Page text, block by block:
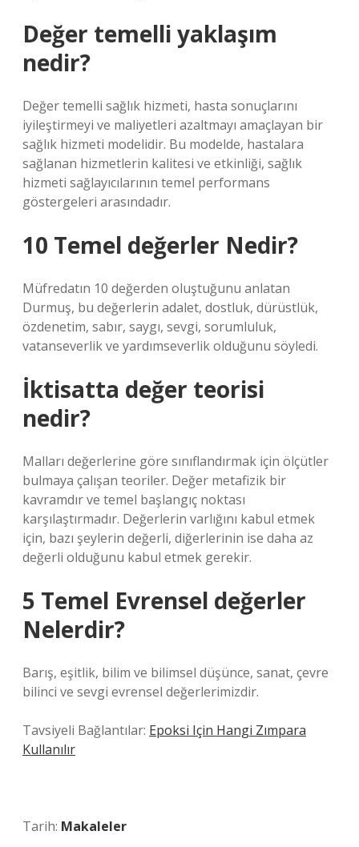
Değer temelli yaklaşım
nedir?
Değer temelli sağlık hizmeti, hasta sonuçlarını
iyileştirmeyi ve maliyetleri azaltmayı amaçlayan bir
sağlık hizmeti modelidir. Bu modelde, hastalara
sağlanan hizmetlerin kalitesi ve etkinliği, sağlık
hizmeti sağlayıcılarının temel performans
göstergeleri arasındadır.
10 Temel değerler Nedir?
Müfredatın 10 değerden oluştuğunu anlatan
Durmuş, bu değerlerin adalet, dostluk, dürüstlük,
özdenetim, sabır, saygı, sevgi, sorumluluk,
vatanseverlik ve yardımseverlik olduğunu söyledi.
İktisatta değer teorisi
nedir?
Malları değerlerine göre sınıflandırmak için ölçütler
bulmaya çalışan teoriler. Değer metafizik bir
kavramdır ve temel başlangıç ​​noktası
karşılaştırmadır. Değerlerin varlığını kabul etmek
için, bazı şeylerin değerli, diğerlerinin ise daha az
değerli olduğunu kabul etmek gerekir.
5 Temel Evrensel değerler
Nelerdir?
Barış, eşitlik, bilim ve bilimsel düşünce, sanat, çevre
bilinci ve sevgi evrensel değerlerimizdir.
Tavsiyeli Bağlantılar: Epoksi Için Hangi Zımpara
Kullanılır
Tarih: Makaleler